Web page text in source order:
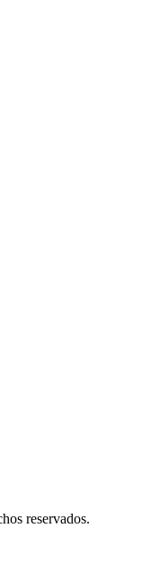
reservados.